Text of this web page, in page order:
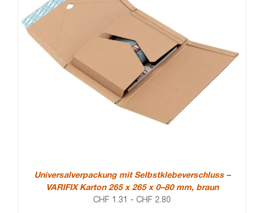
Universalverpackung mit Selbstklebeverschluss –
VARIFIX Karton 265 x 265 x 0–80 mm, braun
CHF 1.31 - CHF 2.80